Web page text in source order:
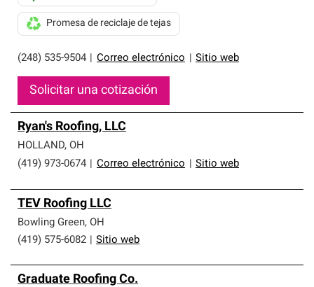
(248) 535-9504 Correo electrónico Sitio web
Promesa de reciclaje de tejas
Solicitar una cotización
Ryan's Roofing, LLC
HOLLAND, OH
(419) 973-0674
Correo electrónico Sitio web
TEV Roofing LLC
Bowling Green, OH
(419) 575-6082
Sitio web
Graduate Roofing Co.